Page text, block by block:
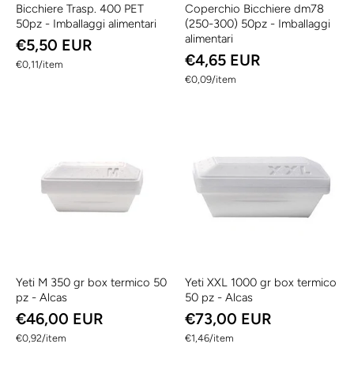
Bicchiere Trasp. 400 PET
50pz - Imballaggi alimentari
€5,50 EUR
€0,11/
per item
Coperchio Bicchiere dm78
(250-300) 50pz - Imballaggi
alimentari
€4,65 EUR
€0,09/
per item
Yeti M 350 gr box termico 50
pz - Alcas
€46,00 EUR
€0,92/
per item
Yeti XXL 1000 gr box termico
50 pz - Alcas
€73,00 EUR
€1,46/
per item